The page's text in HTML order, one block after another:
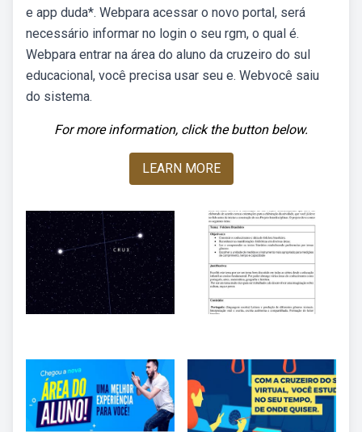
e app duda*. Webpara acessar o novo portal, será
necessário informar no login o seu rgm, o qual é.
Webpara entrar na área do aluno da cruzeiro do sul
educacional, você precisa usar seu e. Webvocê saiu
do sistema.
For more information, click the button below.
LEARN MORE